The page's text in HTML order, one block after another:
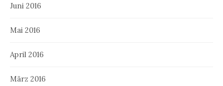
Juni 2016
Mai 2016
April 2016
März 2016